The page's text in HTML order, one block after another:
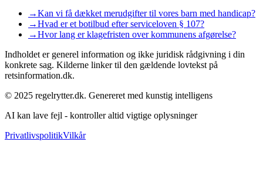
→Kan vi få dækket merudgifter til vores barn med handicap?
→Hvad er et botilbud efter serviceloven § 107?
→Hvor lang er klagefristen over kommunens afgørelse?
Indholdet er generel information og ikke juridisk rådgivning i din
konkrete sag. Kilderne linker til den gældende lovtekst på
retsinformation.dk.
© 2025 regelrytter.dk. Genereret med kunstig intelligens
AI kan lave fejl - kontroller altid vigtige oplysninger
PrivatlivspolitikVilkår